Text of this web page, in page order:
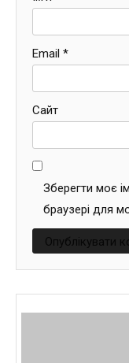
Email *
Сайт
Зберегти моє
браузері для